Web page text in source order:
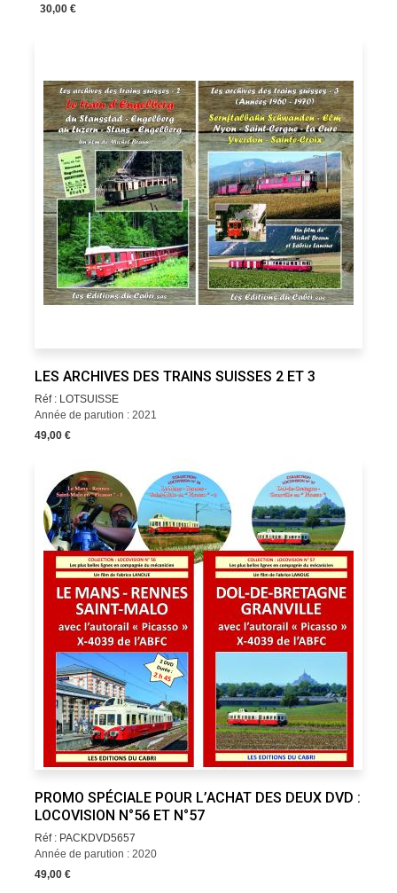
30,00 €
LES ARCHIVES DES TRAINS SUISSES 2 ET 3
Réf : LOTSUISSE
Année de parution : 2021
49,00 €
PROMO SPÉCIALE POUR L’ACHAT DES DEUX DVD :
LOCOVISION N°56 ET N°57
Réf : PACKDVD5657
Année de parution : 2020
49,00 €